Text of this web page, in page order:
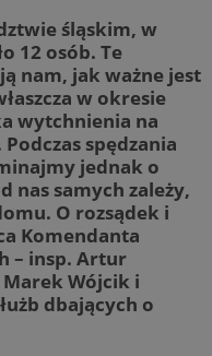
śląskim, w
12 osób. Te
nam, jak ważne jest
w okresie
wytchnienia na
spędzania
jednak o
nas samych zależy,
O rozsądek i
Komendanta
– insp. Artur
Wójcik i
dbających o